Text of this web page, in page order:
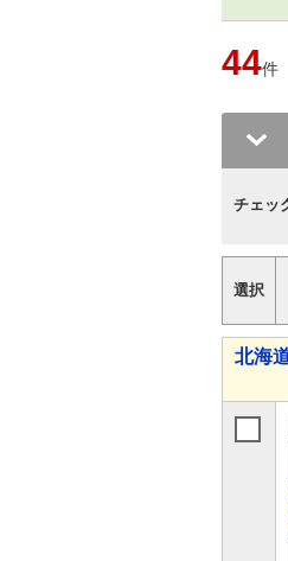
44件
チェッ
選択
北海